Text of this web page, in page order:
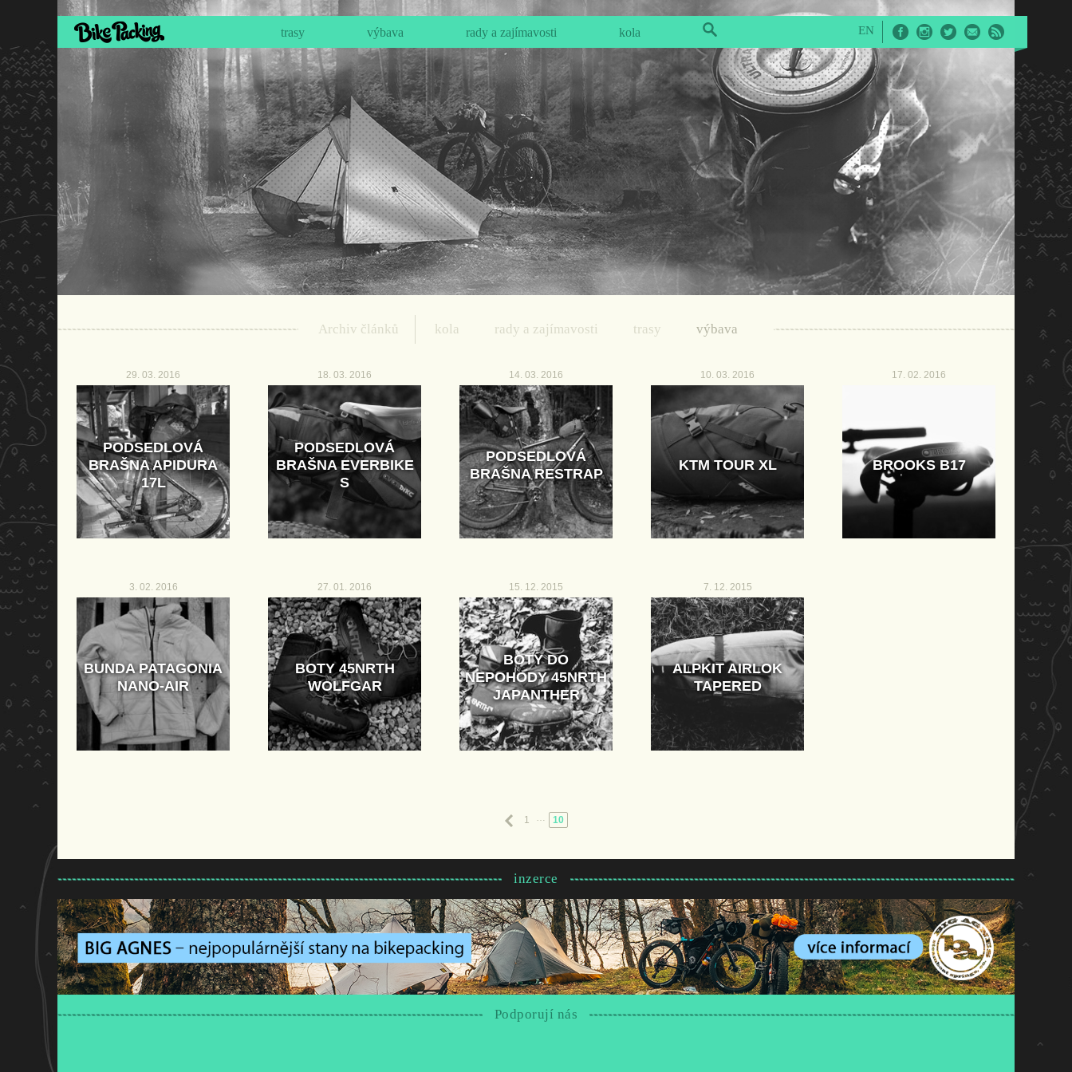
trasy výbava rady a zajímavosti kola EN
E-MailRSS
Archiv článků kola rady a zajímavosti trasy výbava
29. 03. 2016
PODSEDLOVÁ
BRAŠNA APIDURA
17L
18. 03. 2016
PODSEDLOVÁ
BRAŠNA EVERBIKE
S
14. 03. 2016
PODSEDLOVÁ
BRAŠNA RESTRAP
10. 03. 2016
KTM TOUR XL
17. 02. 2016
BROOKS B17
3. 02. 2016
BUNDA PATAGONIA
NANO-AIR
27. 01. 2016
BOTY 45NRTH
WOLFGAR
15. 12. 2015
BOTY DO
NEPOHODY 45NRTH
JAPANTHER
7. 12. 2015
ALPKIT AIRLOK
TAPERED
1 … 10
inzerce
Podporují nás